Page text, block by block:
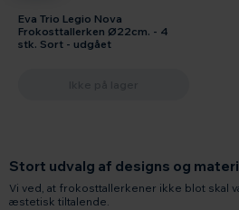
Eva Trio Legio Nova
Frokosttallerken Ø22cm. - 4
stk. Sort - udgået
Stort udvalg af designs og
Vi ved, at frokosttallerkener ikke blot skal
æstetisk tiltalende.